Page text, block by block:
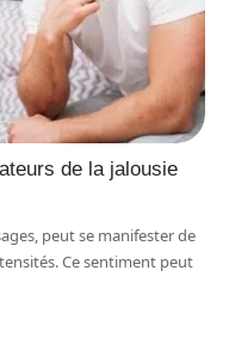
de la jalousie
peut se manifester de
Ce sentiment peut